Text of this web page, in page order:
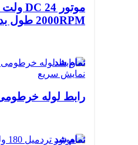
2000RPM طول بدنه 128 میلیمتر
تمام شد
نمایش سریع
رابط لوله خرطومی
تمام شد